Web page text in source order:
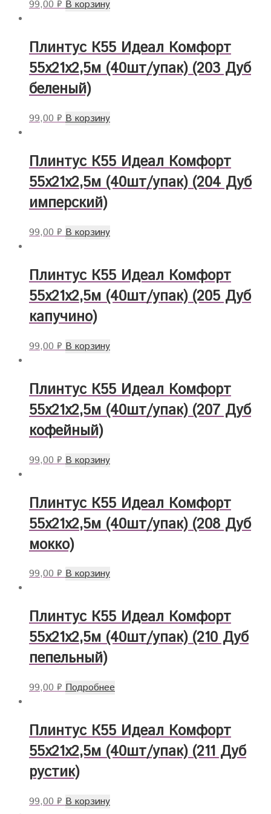
99,00₽ В корзину
Плинтус К55 Идеал Комфорт
55х21х2,5м (40шт/упак) (203 Дуб
беленый)
99,00₽ В корзину
Плинтус К55 Идеал Комфорт
55х21х2,5м (40шт/упак) (204 Дуб
имперский)
99,00₽ В корзину
Плинтус К55 Идеал Комфорт
55х21х2,5м (40шт/упак) (205 Дуб
капучино)
99,00₽ В корзину
Плинтус К55 Идеал Комфорт
55х21х2,5м (40шт/упак) (207 Дуб
кофейный)
99,00₽ В корзину
Плинтус К55 Идеал Комфорт
55х21х2,5м (40шт/упак) (208 Дуб
мокко)
99,00₽ В корзину
Плинтус К55 Идеал Комфорт
55х21х2,5м (40шт/упак) (210 Дуб
пепельный)
99,00₽ Подробнее
Плинтус К55 Идеал Комфорт
55х21х2,5м (40шт/упак) (211 Дуб
рустик)
99,00₽ В корзину